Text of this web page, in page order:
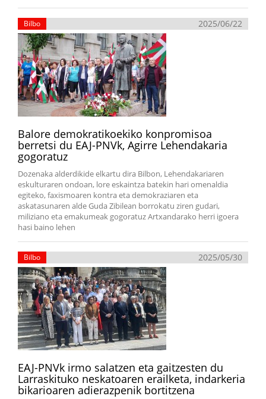
Bilbo 2025/06/22
Balore demokratikoekiko konpromisoa
berretsi du EAJ-PNVk, Agirre Lehendakaria
gogoratuz
Dozenaka alderdikide elkartu dira Bilbon, Lehendakariaren
eskulturaren ondoan, lore eskaintza batekin hari omenaldia
egiteko, faxismoaren kontra eta demokraziaren eta
askatasunaren alde Guda Zibilean borrokatu ziren gudari,
miliziano eta emakumeak gogoratuz Artxandarako herri igoera
hasi baino lehen
Bilbo 2025/05/30
EAJ-PNVk irmo salatzen eta gaitzesten du
Larraskituko neskatoaren erailketa, indarkeria
bikarioaren adierazpenik bortitzena